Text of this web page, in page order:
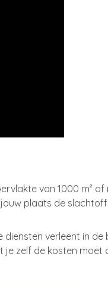
van 1000 m² of
plaats de
verleent in de
zelf de kosten